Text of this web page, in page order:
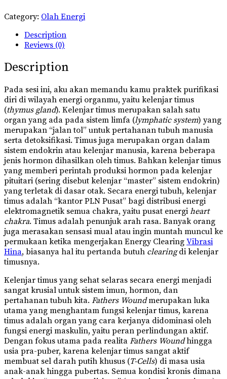
Category: Olah Energi
Description
Reviews (0)
Description
Pada sesi ini, aku akan memandu kamu praktek purifikasi
diri di wilayah energi organmu, yaitu kelenjar timus
(thymus gland). Kelenjar timus merupakan salah satu
organ yang ada pada sistem limfa (lymphatic system) yang
merupakan “jalan tol” untuk pertahanan tubuh manusia
serta detoksifikasi. Timus juga merupakan organ dalam
sistem endokrin atau kelenjar manusia, karena beberapa
jenis hormon dihasilkan oleh timus. Bahkan kelenjar timus
yang memberi perintah produksi hormon pada kelenjar
pituitari (sering disebut kelenjar “master” sistem endokrin)
yang terletak di dasar otak. Secara energi tubuh, kelenjar
timus adalah “kantor PLN Pusat” bagi distribusi energi
elektromagnetik semua chakra, yaitu pusat energi heart
chakra. Timus adalah penunjuk arah rasa. Banyak orang
juga merasakan sensasi mual atau ingin muntah muncul ke
permukaan ketika mengerjakan Energy Clearing Vibrasi
Hina, biasanya hal itu pertanda butuh clearingdi kelenjar
timusnya.
Kelenjar timus yang sehat selaras secara energi menjadi
sangat krusial untuk sistem imun, hormon, dan
pertahanan tubuh kita. Fathers Woundmerupakan luka
utama yang menghantam fungsi kelenjar timus, karena
timus adalah organ yang cara kerjanya didominasi oleh
fungsi energi maskulin, yaitu peran perlindungan aktif.
Dengan fokus utama pada realita Fathers Woundhingga
usia pra-puber, karena kelenjar timus sangat aktif
membuat sel darah putih khusus (T-Cells) di masa usia
anak-anak hingga pubertas. Semua kondisi kronis dimana